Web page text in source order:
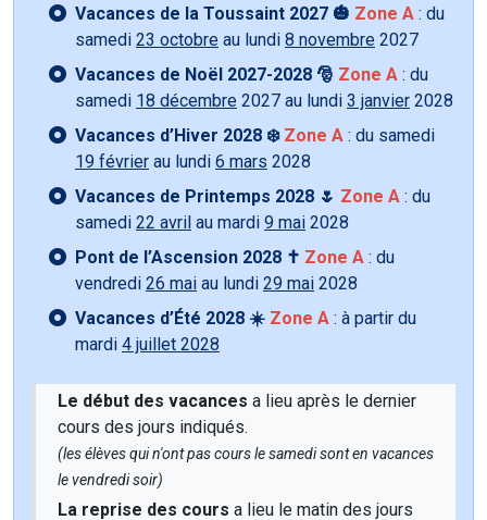
Vacances de la Toussaint 2027 🎃 Zone A : du
samedi 23 octobre au lundi 8 novembre 2027
Vacances de Noël 2027-2028 🎅 Zone A : du
samedi 18 décembre 2027 au lundi 3 janvier 2028
Vacances d’Hiver 2028 ❄️ Zone A : du samedi
19 février au lundi 6 mars 2028
Vacances de Printemps 2028 🌷 Zone A : du
samedi 22 avril au mardi 9 mai 2028
Pont de l’Ascension 2028 ✝️ Zone A : du
vendredi 26 mai au lundi 29 mai 2028
Vacances d’Été 2028 ☀️ Zone A : à partir du
mardi 4 juillet 2028
Le début des vacances a lieu après le dernier
cours des jours indiqués.
(les élèves qui n'ont pas cours le samedi sont en vacances
le vendredi soir)
La reprise des cours a lieu le matin des jours